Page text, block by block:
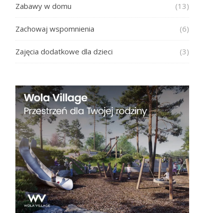
Zabawy w domu (13)
Zachowaj wspomnienia (6)
Zajęcia dodatkowe dla dzieci (3)